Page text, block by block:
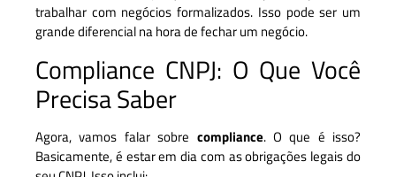
trabalhar com negócios formalizados. Isso pode ser um
grande diferencial na hora de fechar um negócio.
Compliance CNPJ: O Que Você
Precisa Saber
Agora, vamos falar sobre compliance. O que é isso?
Basicamente, é estar em dia com as obrigações legais do